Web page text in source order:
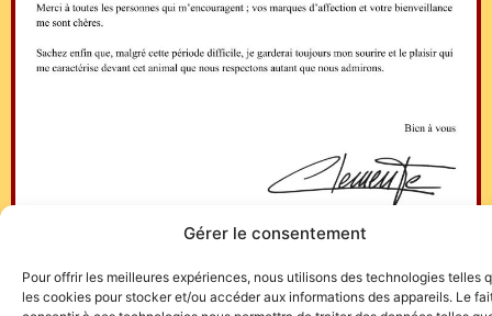
Gérer le consentement
Pour offrir les meilleures expériences, nous utilisons des technologies telles
les cookies pour stocker et/ou accéder aux informations des appareils. Le